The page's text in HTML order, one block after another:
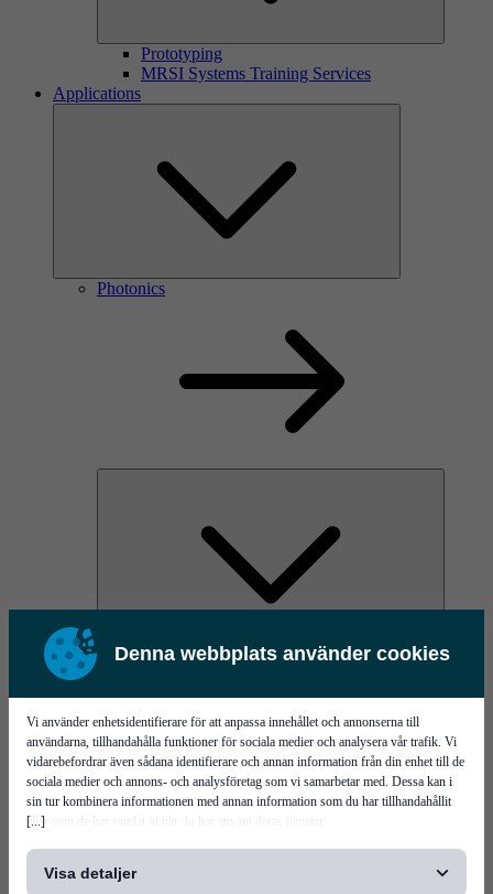
Denna webbplats använder cookies
[...]
Vi använder enhetsidentifierare för att anpassa innehållet och annonserna till
användarna, tillhandahålla funktioner för sociala medier och analysera vår trafik. Vi
vidarebefordrar även sådana identifierare och annan information från din enhet till de
sociala medier och annons- och analysföretag som vi samarbetar med. Dessa kan i
sin tur kombinera informationen med annan information som du har tillhandahållit
eller som de har samlat in när du har använt deras tjänster.
Visa detaljer
Prototyping
MRSI Systems Training Services
Applications
Photonics
AOC
Silicon Photonics
TO-TOSA/ROSA
Microwave & RF